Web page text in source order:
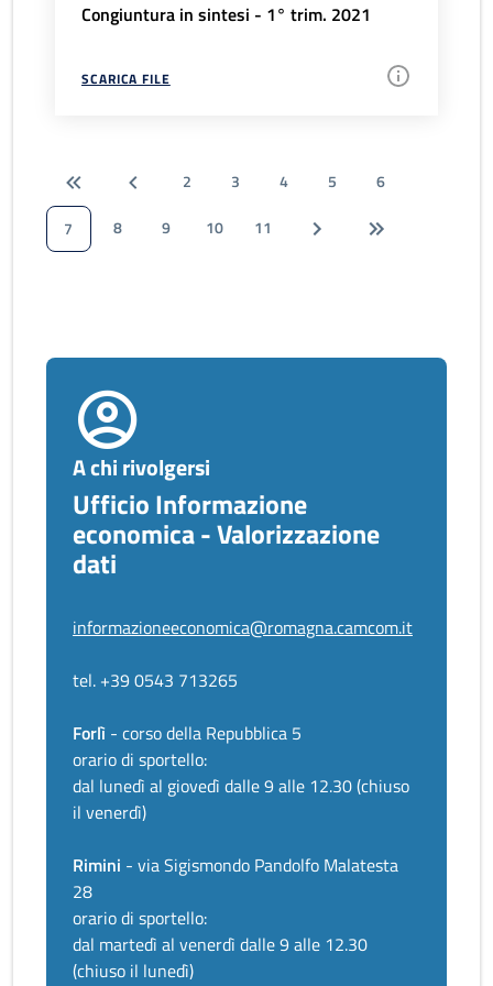
Congiuntura in sintesi - 1° trim. 2021
SCARICA FILE
2 3 4 5
6
7
8 9 10 11
A chi rivolgersi
Ufficio Informazione
economica - Valorizzazione
dati
informazioneeconomica@romagna.camcom.it
tel. +39 0543 713265
Forlì - corso della Repubblica 5
orario di sportello:
dal lunedì al giovedì dalle 9 alle 12.30 (chiuso
il venerdì)
Rimini - via Sigismondo Pandolfo Malatesta
28
orario di sportello:
dal martedì al venerdì dalle 9 alle 12.30
(chiuso il lunedì)